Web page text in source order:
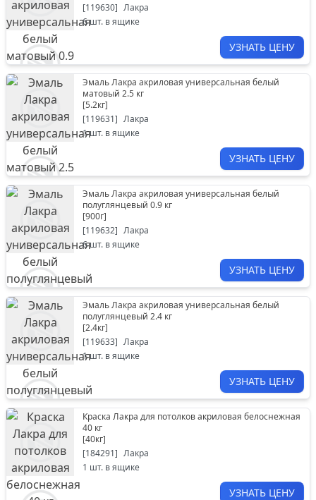
[119630] Лакра
6шт. в ящике
УЗНАТЬ ЦЕНУ
Эмаль Лакра акриловая универсальная белый
матовый 2.5 кг
[5.2кг]
[119631] Лакра
1шт. в ящике
УЗНАТЬ ЦЕНУ
Эмаль Лакра акриловая универсальная белый
полуглянцевый 0.9 кг
[900г]
[119632] Лакра
6шт. в ящике
УЗНАТЬ ЦЕНУ
Эмаль Лакра акриловая универсальная белый
полуглянцевый 2.4 кг
[2.4кг]
[119633] Лакра
1шт. в ящике
УЗНАТЬ ЦЕНУ
Краска Лакра для потолков акриловая белоснежная
40 кг
[40кг]
[184291] Лакра
1 шт. в ящике
УЗНАТЬ ЦЕНУ